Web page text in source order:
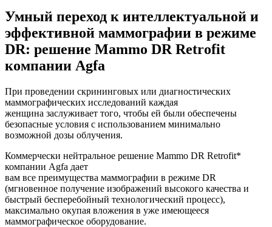
Умный переход к интеллектуальной и
эффективной маммографии в режиме
DR: решение Mammo DR Retrofit
компании Agfa
При проведении скрининговых или диагностических
маммографических исследований каждая
женщина заслуживает того, чтобы ей были обеспечены
безопасные условия с использованием минимально
возможной дозы облучения.
Коммерчески нейтральное решение Mammo DR Retrofit*
компании Agfa дает
вам все преимущества маммографии в режиме DR
(мгновенное получение изображений высокого качества и
быстрый бесперебойный технологический процесс),
максимально окупая вложения в уже имеющееся
маммографическое оборудование.